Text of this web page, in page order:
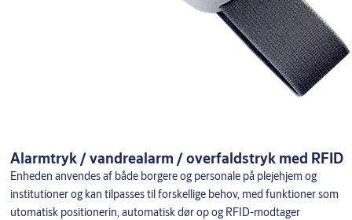
Alarmtryk / vandrealarm / overfaldstryk med RFID
Enheden anvendes af både borgere og personale på plejehjem og
institutioner og kan tilpasses til forskellige behov, med funktioner som
utomatisk positionerin, automatisk dør op og RFID-modtager